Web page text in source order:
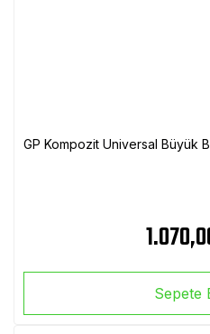
GP Kompozit Universal Büyük
Sepete